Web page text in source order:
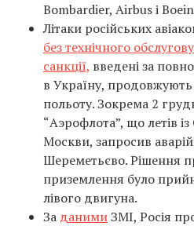
Bombardier, Airbus і
Літаки російських
без технічного
санкції, введені за
в Україну, продовжують
польоту. Зокрема 2
“Аэрофлота”, що летів
Москви, запросив
Шереметьєво. Рішення
приземлення було
лівого двигуна.
За данимиЗМІ, Росія